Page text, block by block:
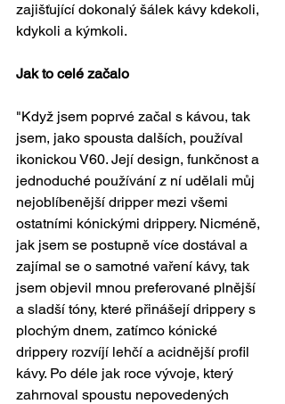
zajišťující dokonalý šálek kávy kdekoli,
kdykoli a kýmkoli.
Jak to celé začalo
"Když jsem poprvé začal s kávou, tak
jsem, jako spousta dalších, používal
ikonickou V60. Její design, funkčnost a
jednoduché používání z ní udělali můj
nejoblíbenější dripper mezi všemi
ostatními kónickými drippery. Nicméně,
jak jsem se postupně více dostával a
zajímal se o samotné vaření kávy, tak
jsem objevil mnou preferované plnější
a sladší tóny, které přinášejí drippery s
plochým dnem, zatímco kónické
drippery rozvíjí lehčí a acidnější profil
kávy. Po déle jak roce vývoje, který
zahrnoval spoustu nepovedených